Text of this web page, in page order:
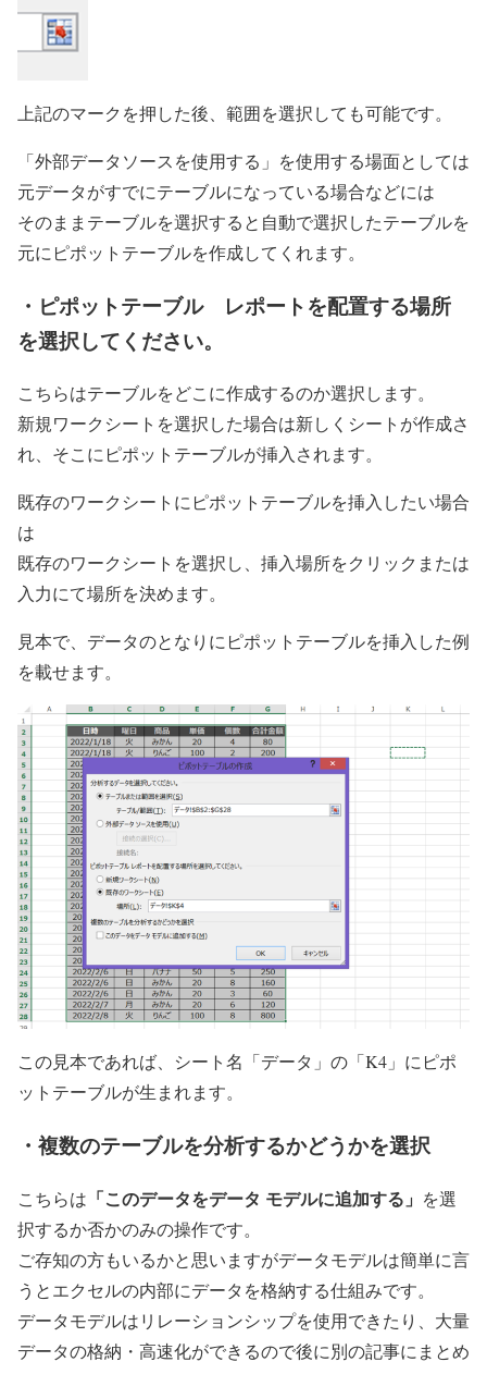
上記のマークを押した後、範囲を選択しても可能です。
「外部データソースを使用する」を使用する場面としては
元データがすでにテーブルになっている場合などには
そのままテーブルを選択すると自動で選択したテーブルを
元にピポットテーブルを作成してくれます。
・ピポットテーブル レポートを配置する場所
を選択してください。
こちらはテーブルをどこに作成するのか選択します。
新規ワークシートを選択した場合は新しくシートが作成さ
れ、そこにピポットテーブルが挿入されます。
既存のワークシートにピポットテーブルを挿入したい場合
は
既存のワークシートを選択し、挿入場所をクリックまたは
入力にて場所を決めます。
見本で、データのとなりにピポットテーブルを挿入した例
を載せます。
この見本であれば、シート名「データ」の「K4」にピポ
ットテーブルが生まれます。
・複数のテーブルを分析するかどうかを選択
こちらは 「このデータをデータ モデルに追加する」 を選
択するか否かのみの操作です。
ご存知の方もいるかと思いますがデータモデルは簡単に言
うとエクセルの内部にデータを格納する仕組みです。
データモデルはリレーションシップを使用できたり、大量
データの格納・高速化ができるので後に別の記事にまとめ